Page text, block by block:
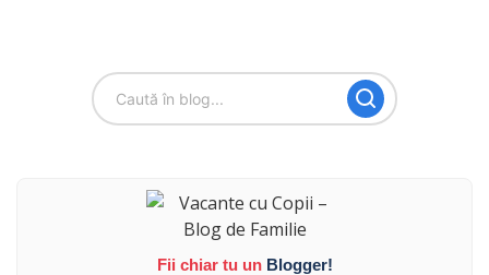
Fii chiar tu un Blogger!